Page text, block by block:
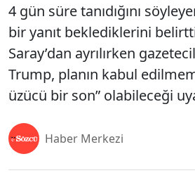
4 gün süre tanıdığını
bir yanıt beklediklerini
Saray’dan ayrılırken
Trump, planın kabul
üzücü bir son” olabileceği
Haber Merkezi